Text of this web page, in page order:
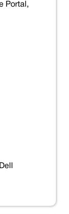
Portal,